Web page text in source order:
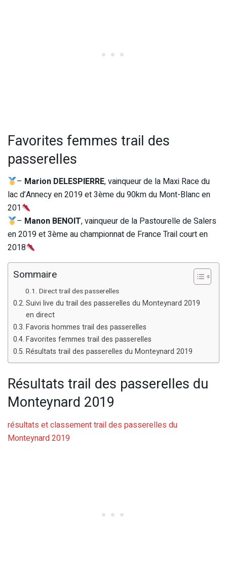
Favorites femmes trail des
passerelles
– Marion DELESPIERRE, vainqueur de la Maxi Race du
lac d’Annecy en 2019 et 3ème du 90km du Mont-Blanc en
201
– Manon BENOIT, vainqueur de la Pastourelle de Salers
en 2019 et 3ème au championnat de France Trail court en
2018
Sommaire
Direct trail des passerelles
Suivi live du trail des passerelles du Monteynard 2019
en direct
Favoris hommes trail des passerelles
Favorites femmes trail des passerelles
Résultats trail des passerelles du Monteynard 2019
Résultats trail des passerelles du
Monteynard 2019
résultats et classement trail des passerelles du
Monteynard 2019